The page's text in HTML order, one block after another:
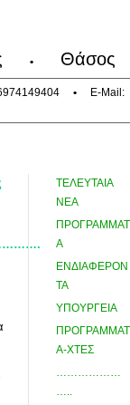
• Θάσος
•
E-Mail:
ΤΕΛΕΥΤΑΙΑ
ΝΕΑ
ΠΡΟΓΡΑΜΜΑΤ
Α
ΕΝΔΙΑΦΕΡΟΝ
ΤΑ
ΥΠΟΥΡΓΕΙΑ
ΠΡΟΓΡΑΜΜΑΤ
Α-ΧΤΕΣ
………………
…..